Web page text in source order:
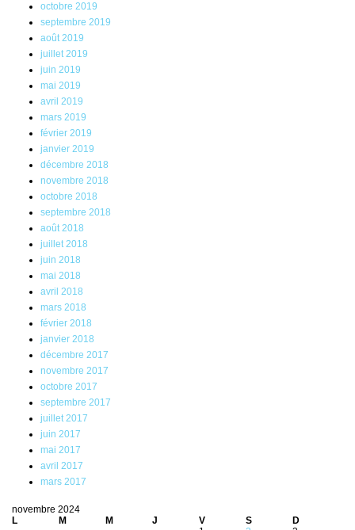
octobre 2019
septembre 2019
août 2019
juillet 2019
juin 2019
mai 2019
avril 2019
mars 2019
février 2019
janvier 2019
décembre 2018
novembre 2018
octobre 2018
septembre 2018
août 2018
juillet 2018
juin 2018
mai 2018
avril 2018
mars 2018
février 2018
janvier 2018
décembre 2017
novembre 2017
octobre 2017
septembre 2017
juillet 2017
juin 2017
mai 2017
avril 2017
mars 2017
novembre 2024
L
M M J V S
D